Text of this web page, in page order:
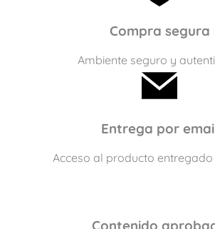
Compra segura
Ambiente seguro y
Entrega por
Acceso al producto